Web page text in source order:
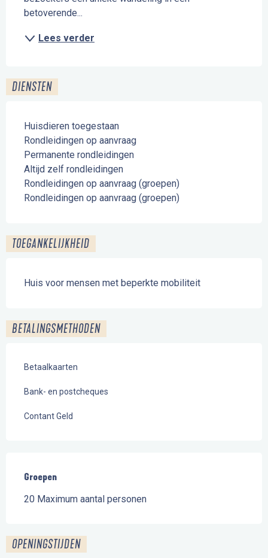
betoverende...
Lees verder
DIENSTEN
Huisdieren toegestaan
Rondleidingen op aanvraag
Permanente rondleidingen
Altijd zelf rondleidingen
Rondleidingen op aanvraag (groepen)
Rondleidingen op aanvraag (groepen)
TOEGANKELIJKHEID
Huis voor mensen met beperkte mobiliteit
BETALINGSMETHODEN
Betaalkaarten
Bank- en postcheques
Contant Geld
Groepen
Groepen
20 Maximum aantal personen
OPENINGSTIJDEN